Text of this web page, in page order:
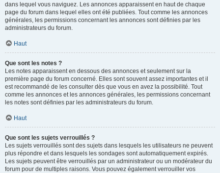
dans lequel vous naviguez. Les annonces apparaissent en haut de chaque
page du forum dans lequel elles ont été publiées. Tout comme les annonces
générales, les permissions concernant les annonces sont définies par les
administrateurs du forum.
Haut
Que sont les notes ?
Les notes apparaissent en dessous des annonces et seulement sur la
première page du forum concerné. Elles sont souvent assez importantes et il
est recommandé de les consulter dès que vous en avez la possibilité. Tout
comme les annonces et les annonces générales, les permissions concernant
les notes sont définies par les administrateurs du forum.
Haut
Que sont les sujets verrouillés ?
Les sujets verrouillés sont des sujets dans lesquels les utilisateurs ne peuvent
plus répondre et dans lesquels les sondages sont automatiquement expirés.
Les sujets peuvent être verrouillés par un administrateur ou un modérateur du
forum pour de multiples raisons. Vous pouvez également verrouiller vos